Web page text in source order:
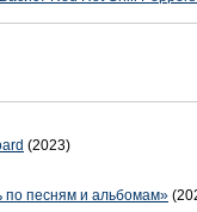
(2023)
по песням и альбомам»